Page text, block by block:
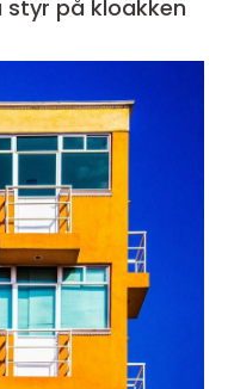
på kloakken